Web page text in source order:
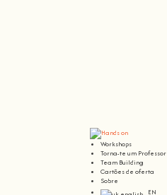
Workshops
Torna-te um Professor
Team Building
Cartões de oferta
Sobre
EN